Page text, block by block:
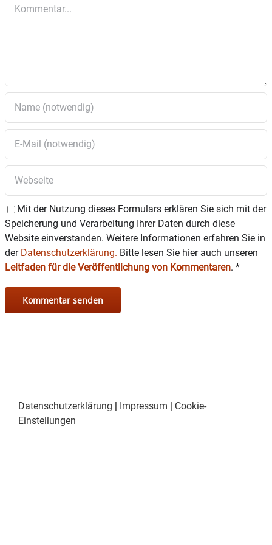
und allen angeschlossenen Vorverkaufsstellen,
Mit der Nutzung dieses Formulars erklären Sie sich mit der
Speicherung und Verarbeitung Ihrer Daten durch diese
Website einverstanden. Weitere Informationen erfahren Sie in
der Datenschutzerklärung. Bitte lesen Sie hier auch unseren
Leitfaden für die Veröffentlichung von Kommentaren. *
Datenschutzerklärung | Impressum | Cookie-
Einstellungen